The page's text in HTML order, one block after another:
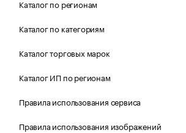
Каталог по регионам
Каталог по категориям
Каталог торговых марок
Каталог ИП по регионам
Правила использования сервиса
Правила использования изображений